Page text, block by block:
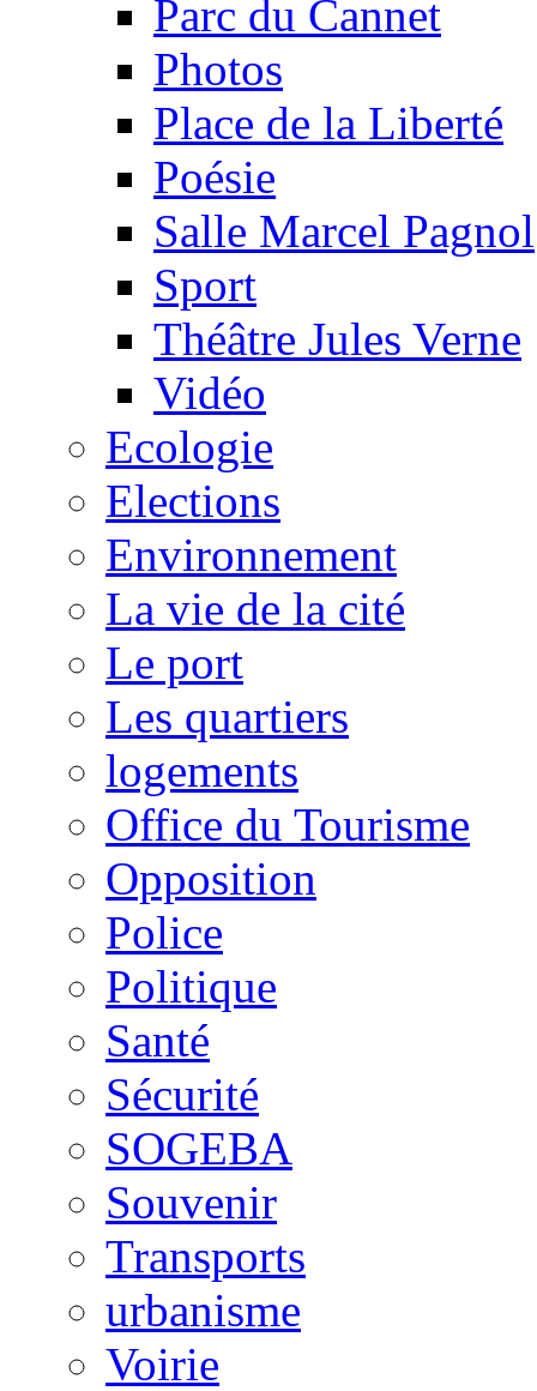
Parc du Cannet
Photos
Place de la Liberté
Poésie
Salle Marcel Pagnol
Sport
Théâtre Jules Verne
Vidéo
Ecologie
Elections
Environnement
La vie de la cité
Le port
Les quartiers
logements
Office du Tourisme
Opposition
Police
Politique
Santé
Sécurité
SOGEBA
Souvenir
Transports
urbanisme
Voirie